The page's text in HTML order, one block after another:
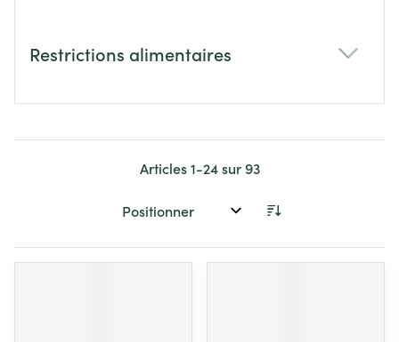
Restrictions alimentaires
Articles1-24sur93
Trier par: